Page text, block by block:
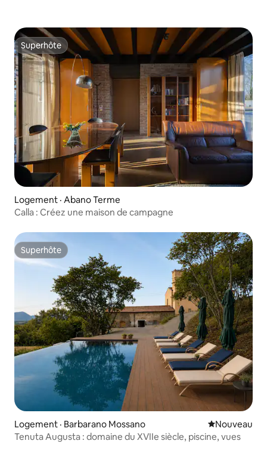
Superhôte
Superhôte
Logement · Abano Terme
Calla : Créez une maison de campagne
Superhôte
Superhôte
Logement · Barbarano Mossano Nouvel
Nouveau
Tenuta Augusta : domaine du XVIIe siècle, piscine, vues